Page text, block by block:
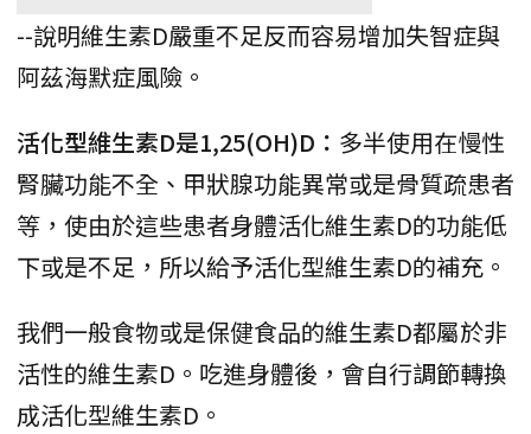
--說明維生素D嚴重不足反而容易增加失智症與
阿茲海默症風險。
活化型維生素D是1,25(OH)D： 多半使用在慢性
腎臟功能不全、甲狀腺功能異常或是骨質疏患者
等，使由於這些患者身體活化維生素D的功能低
下或是不足，所以給予活化型維生素D的補充。
我們一般食物或是保健食品的維生素D都屬於非
活性的維生素D。吃進身體後，會自行調節轉換
成活化型維生素D。